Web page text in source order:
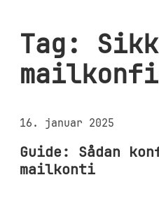
Tag:
16. januar 2025
Guide: Sådan
mailkonti